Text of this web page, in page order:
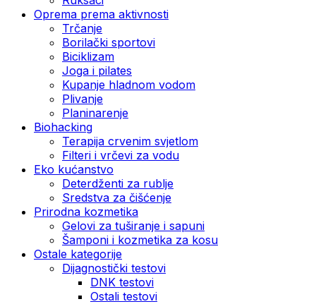
Oprema prema aktivnosti
Trčanje
Borilački sportovi
Biciklizam
Joga i pilates
Kupanje hladnom vodom
Plivanje
Planinarenje
Biohacking
Terapija crvenim svjetlom
Filteri i vrčevi za vodu
Eko kućanstvo
Deterdženti za rublje
Sredstva za čišćenje
Prirodna kozmetika
Gelovi za tuširanje i sapuni
Šamponi i kozmetika za kosu
Ostale kategorije
Dijagnostički testovi
DNK testovi
Ostali testovi